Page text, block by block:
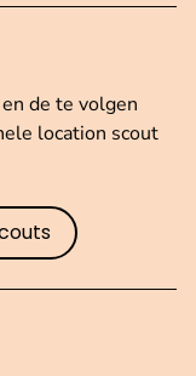
de te volgen
location scout